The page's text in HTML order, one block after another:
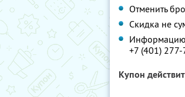
Отменить
Скидка не
Информацию
+7 (401)
Купон